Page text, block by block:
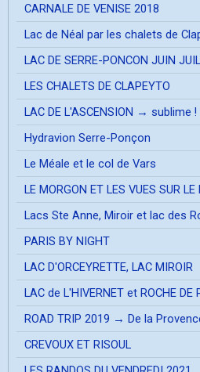
CARNALE DE VENISE 2018
Lac de Néal par les chalets de
LAC DE SERRE-PONCON JUIN
LES CHALETS DE CLAPEYTO
LAC DE L'ASCENSION → sublime !
Hydravion Serre-Ponçon
Le Méale et le col de Vars
LE MORGON ET LES VUES SUR LE
Lacs Ste Anne, Miroir et lac des
PARIS BY NIGHT
LAC D'ORCEYRETTE, LAC MIROIR
LAC de L'HIVERNET et ROCHE DE
ROAD TRIP 2019 → De la
CREVOUX ET RISOUL